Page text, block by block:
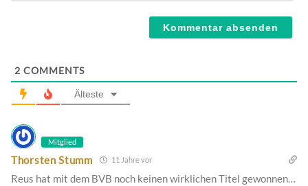
2 COMMENTS
Älteste
Mitglied
Thorsten Stumm 11 Jahre vor
Reus hat mit dem BVB noch keinen wirklichen Titel gewonnen…